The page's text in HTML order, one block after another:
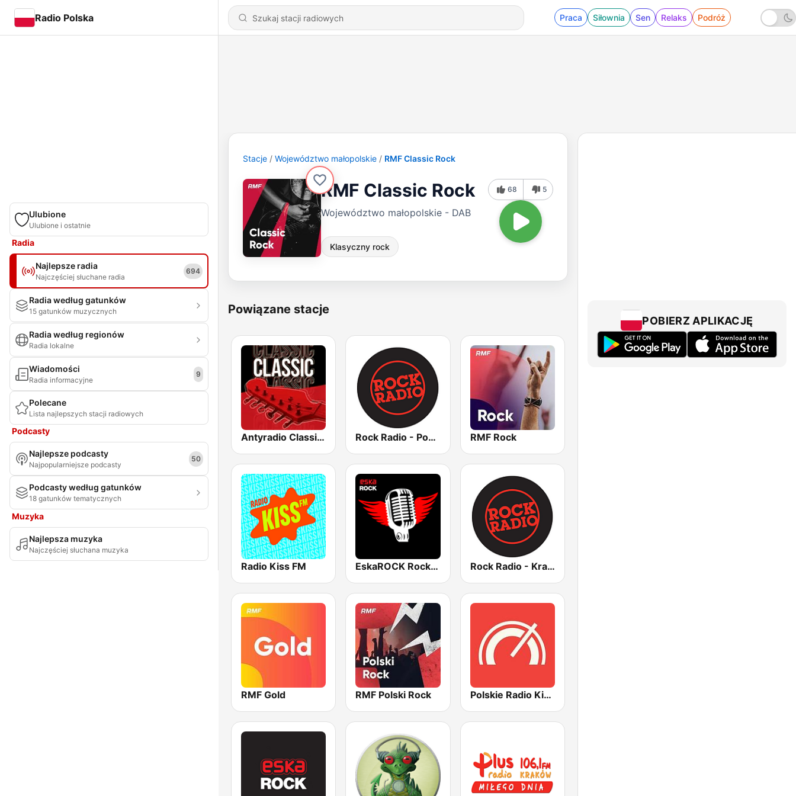
Radio Polska Praca Siłownia Sen Relaks Podróż
Ulubione
Ulubione i ostatnie
Radia
Najlepsze radia
Najczęściej słuchane radia
694
Radia według gatunków
15 gatunków muzycznych
Radia według regionów
Radia lokalne
Wiadomości
Radia informacyjne
9
Polecane
Lista najlepszych stacji radiowych
Podcasty
Najlepsze podcasty
Najpopularniejsze podcasty
50
Podcasty według gatunków
18 gatunków tematycznych
Muzyka
Najlepsza muzyka
Najczęściej słuchana muzyka
Stacje Województwo małopolskie RMF Classic Rock
RMF Classic Rock
Województwo małopolskie - DAB
Klasyczny rock
68 5
Powiązane stacje
Antyradio Classic Rock Rock Radio - Poznań RMF Rock
Radio Kiss FM EskaROCK Rock Ballads Rock Radio - Kraków
RMF Gold RMF Polski Rock Polskie Radio Kierowców
POBIERZ APLIKACJĘ